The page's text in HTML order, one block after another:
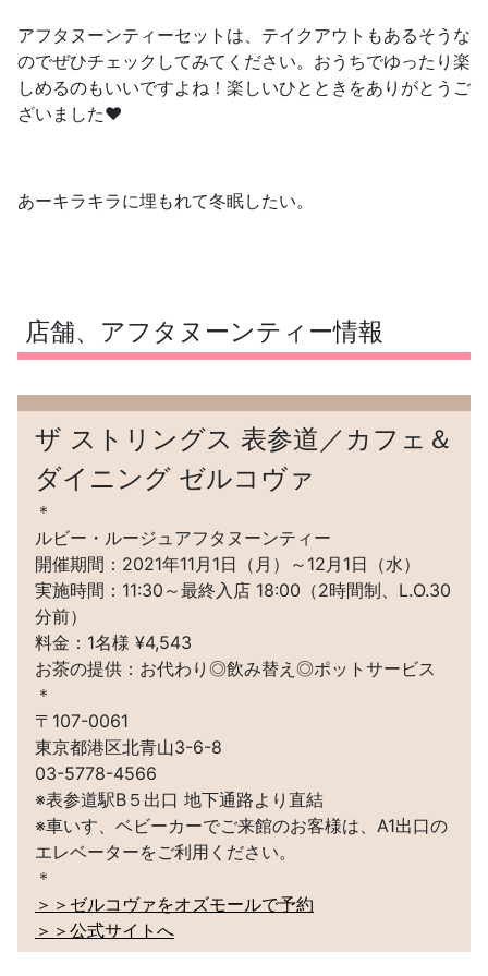
アフタヌーンティーセットは、テイクアウトもあるそうな
のでぜひチェックしてみてください。おうちでゆったり楽
しめるのもいいですよね！楽しいひとときをありがとうご
ざいました❤️
あーキラキラに埋もれて冬眠したい。
店舗、アフタヌーンティー情報
ザ ストリングス 表参道／カフェ＆
ダイニング ゼルコヴァ
＊
ルビー・ルージュアフタヌーンティー
開催期間：2021年11月1日（月）～12月1日（水）
実施時間：11:30～最終入店 18:00（2時間制、L.O.30
分前）
料金：1名様 ¥4,543
お茶の提供：お代わり◎飲み替え◎ポットサービス
＊
〒107-0061
東京都港区北青山3-6-8
03-5778-4566
※表参道駅B５出口 地下通路より直結
※車いす、ベビーカーでご来館のお客様は、A1出口の
エレベーターをご利用ください。
＊
＞＞ゼルコヴァをオズモールで予約
＞＞公式サイトへ